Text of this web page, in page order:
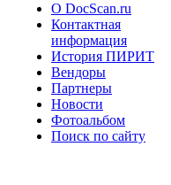
О DocScan.ru
Контактная
информация
История ПИРИТ
Вендоры
Партнеры
Новости
Фотоальбом
Поиск по сайту